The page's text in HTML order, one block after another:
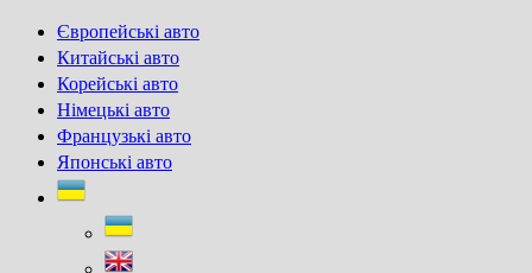
Skip
content
Європейські авто
Китайські авто
Корейські авто
Німецькі авто
Французькі авто
Японські авто